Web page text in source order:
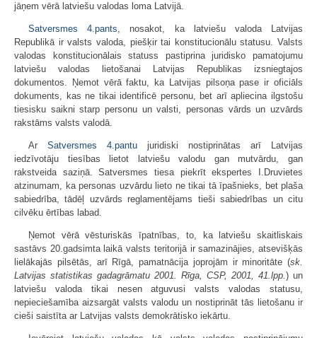
jāņem vērā latviešu valodas loma Latvijā.
Satversmes 4.pants, nosakot, ka latviešu valoda Latvijas
Republikā ir valsts valoda, piešķir tai konstitucionālu statusu. Valsts
valodas konstitucionālais statuss pastiprina juridisko pamatojumu
latviešu valodas lietošanai Latvijas Republikas izsniegtajos
dokumentos. Ņemot vērā faktu, ka Latvijas pilsoņa pase ir oficiāls
dokuments, kas ne tikai identificē personu, bet arī apliecina ilgstošu
tiesisku saikni starp personu un valsti, personas vārds un uzvārds
rakstāms valsts valodā.
Ar Satversmes 4.pantu juridiski nostiprinātas arī Latvijas
iedzīvotāju tiesības lietot latviešu valodu gan mutvārdu, gan
rakstveida saziņā. Satversmes tiesa piekrīt ekspertes I.Druvietes
atzinumam, ka personas uzvārdu lieto ne tikai tā īpašnieks, bet plaša
sabiedrība, tādēļ uzvārds reglamentējams tieši sabiedrības un citu
cilvēku ērtības labad.
Ņemot vērā vēsturiskās īpatnības, to, ka latviešu skaitliskais
sastāvs 20.gadsimta laikā valsts teritorijā ir samazinājies, atsevišķās
lielākajās pilsētās, arī Rīgā, pamatnācija joprojām ir minoritāte (sk.
Latvijas statistikas gadagrāmatu 2001. Rīga, CSP, 2001, 41.lpp.) un
latviešu valoda tikai nesen atguvusi valsts valodas statusu,
nepieciešamība aizsargāt valsts valodu un nostiprināt tās lietošanu ir
cieši saistīta ar Latvijas valsts demokrātisko iekārtu.